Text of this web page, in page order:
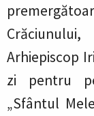
Arhiepiscop
zi pentru
„Sfântul